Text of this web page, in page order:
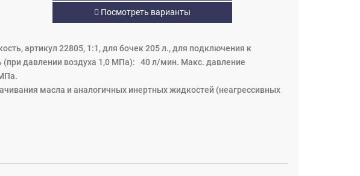
Посмотреть варианты
артикул 22805, 1:1, для бочек 205 л., для подключения к
(при давлении воздуха 1,0 МПа): 40 л/мин. Maкс. давление
масла и аналогичных инертных жидкостей (неагрессивных